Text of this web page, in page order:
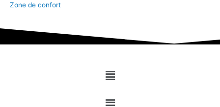
Zone de confort
Menu
Menu